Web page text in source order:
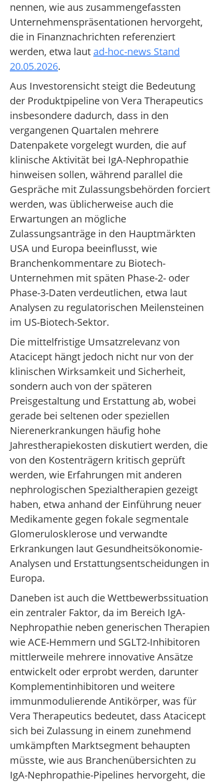
nennen, wie aus zusammengefassten
Unternehmenspräsentationen hervorgeht,
die in Finanznachrichten referenziert
werden, etwa laut ad-hoc-news Stand
20.05.2026.
Aus Investorensicht steigt die Bedeutung
der Produktpipeline von Vera Therapeutics
insbesondere dadurch, dass in den
vergangenen Quartalen mehrere
Datenpakete vorgelegt wurden, die auf
klinische Aktivität bei IgA-Nephropathie
hinweisen sollen, während parallel die
Gespräche mit Zulassungsbehörden forciert
werden, was üblicherweise auch die
Erwartungen an mögliche
Zulassungsanträge in den Hauptmärkten
USA und Europa beeinflusst, wie
Branchenkommentare zu Biotech-
Unternehmen mit späten Phase-2- oder
Phase-3-Daten verdeutlichen, etwa laut
Analysen zu regulatorischen Meilensteinen
im US-Biotech-Sektor.
Die mittelfristige Umsatzrelevanz von
Atacicept hängt jedoch nicht nur von der
klinischen Wirksamkeit und Sicherheit,
sondern auch von der späteren
Preisgestaltung und Erstattung ab, wobei
gerade bei seltenen oder speziellen
Nierenerkrankungen häufig hohe
Jahrestherapiekosten diskutiert werden, die
von den Kostenträgern kritisch geprüft
werden, wie Erfahrungen mit anderen
nephrologischen Spezialtherapien gezeigt
haben, etwa anhand der Einführung neuer
Medikamente gegen fokale segmentale
Glomerulosklerose und verwandte
Erkrankungen laut Gesundheitsökonomie-
Analysen und Erstattungsentscheidungen in
Europa.
Daneben ist auch die Wettbewerbssituation
ein zentraler Faktor, da im Bereich IgA-
Nephropathie neben generischen Therapien
wie ACE-Hemmern und SGLT2-Inhibitoren
mittlerweile mehrere innovative Ansätze
entwickelt oder erprobt werden, darunter
Komplementinhibitoren und weitere
immunmodulierende Antikörper, was für
Vera Therapeutics bedeutet, dass Atacicept
sich bei Zulassung in einem zunehmend
umkämpften Marktsegment behaupten
müsste, wie aus Branchenübersichten zu
IgA-Nephropathie-Pipelines hervorgeht, die